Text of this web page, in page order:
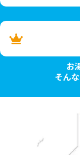
お
そん